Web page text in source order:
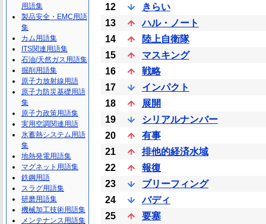
12
きらい
13
ハル・ノート
14
陸上自衛隊
15
マスキング
16
戦略
17
インパクト
18
展開
19
シリアルナンバー
20
有事
21
排他的経済水域
22
報復
23
ブリーフィング
24
バディ
25
要塞
用語集
製品安全・EMC用語
集
カム用語集
ITS関連用語集
石油/天然ガス用語集
掘削用語集
原子力放射線用語
原子力防災基礎用語
集
原子力政策用語集
実用空調関連用語
氷蓄熱システム用語
集
地熱発電用語集
マグネット用語集
鉄鋼用語
スラグ用語集
研磨用語集
機械加工技術用語集
メンテナンス用語集